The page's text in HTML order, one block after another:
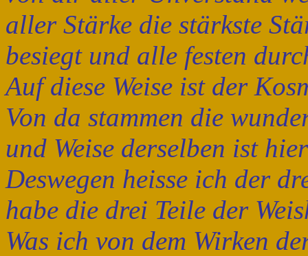
aller Stärke die stärkste
besiegt und alle festen
Auf diese Weise ist der
Von da stammen die
und Weise derselben ist
Deswegen heisse ich der
habe die drei Teile der
Was ich von dem Wirken